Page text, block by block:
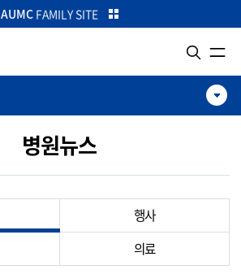
본문으로 가기
주메뉴로 가기
카피라이트로 가기
AUMCFAMILY SITE
병원뉴스
행사
의료